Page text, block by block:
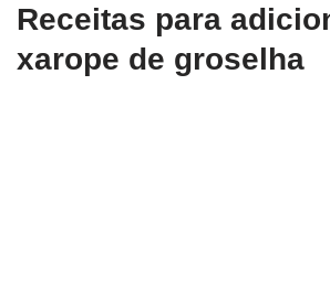
Receitas para
xarope de groselha